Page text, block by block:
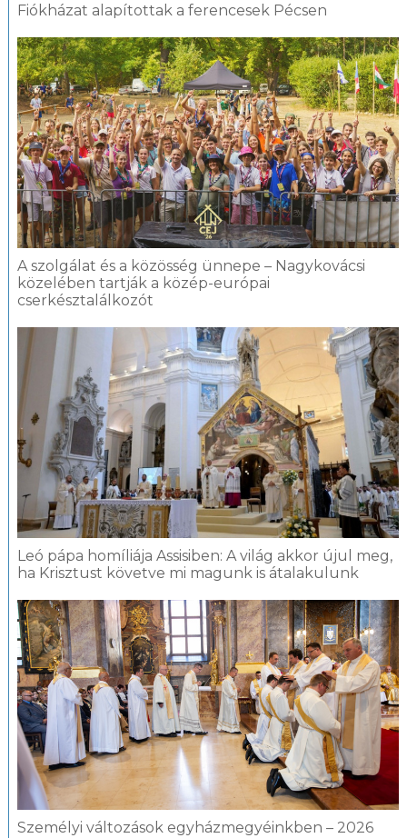
Fiókházat alapítottak a ferencesek Pécsen
A szolgálat és a közösség ünnepe – Nagykovácsi
közelében tartják a közép-európai
cserkésztalálkozót
Leó pápa homíliája Assisiben: A világ akkor újul meg,
ha Krisztust követve mi magunk is átalakulunk
Személyi változások egyházmegyéinkben – 2026